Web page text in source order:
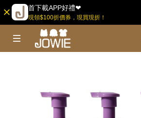
首下載APP好禮❤
現領$100折價券，現買現折！